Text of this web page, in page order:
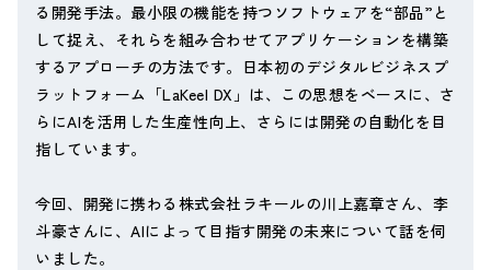
る開発手法。最小限の機能を持つソフトウェアを“部品”と
して捉え、それらを組み合わせてアプリケーションを構築
するアプローチの方法です。日本初のデジタルビジネスプ
ラットフォーム「LaKeel DX」は、この思想をベースに、さ
らにAIを活用した生産性向上、さらには開発の自動化を目
指しています。
今回、開発に携わる株式会社ラキールの川上嘉章さん、李
斗豪さんに、AIによって目指す開発の未来について話を伺
いました。